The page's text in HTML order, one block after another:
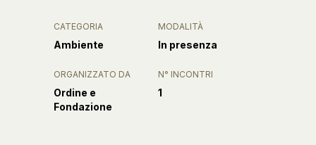
CATEGORIA
Ambiente
MODALITÀ
In presenza
ORGANIZZATO DA
Ordine e
Fondazione
N° INCONTRI
1